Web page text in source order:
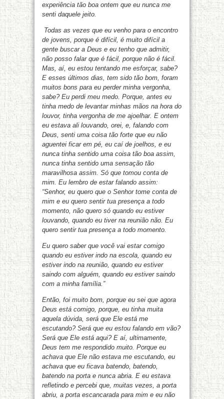
experiência tão boa ontem que eu nunca me
senti daquele jeito.
Todas as vezes que eu venho para o encontro
de jovens, porque é difícil, é muito difícil a
gente buscar a Deus e eu tenho que admitir,
não posso falar que é fácil, porque não é fácil.
Mas, aí, eu estou tentando me esforçar, sabe?
E esses últimos dias, tem sido tão bom, foram
muitos bons para eu perder minha vergonha,
sabe? Eu perdi meu medo. Porque, antes eu
tinha medo de levantar minhas mãos na hora do
louvor, tinha vergonha de me ajoelhar. E ontem
eu estava ali louvando, orei, e, falando com
Deus, senti uma coisa tão forte que eu não
aguentei ficar em pé, eu caí de joelhos, e eu
nunca tinha sentido uma coisa tão boa assim,
nunca tinha sentido uma sensação tão
maravilhosa assim. Só que tomou conta de
mim. Eu lembro de estar falando assim:
“Senhor, eu quero que o Senhor tome conta de
mim e eu quero sentir tua presença a todo
momento, não quero só quando eu estiver
louvando, quando eu tiver na reunião não. Eu
quero sentir tua presença a todo momento.
Eu quero saber que você vai estar comigo
quando eu estiver indo na escola, quando eu
estiver indo na reunião, quando eu estiver
saindo com alguém, quando eu estiver saindo
com a minha família.”
Então, foi muito bom, porque eu sei que agora
Deus está comigo, porque, eu tinha muita
aquela dúvida, será que Ele está me
escutando? Será que eu estou falando em vão?
Será que Ele está aqui? E aí, ultimamente,
Deus tem me respondido muito. Porque eu
achava que Ele não estava me escutando, eu
achava que eu ficava batendo, batendo,
batendo na porta e nunca abria. E eu estava
refletindo e percebi que, muitas vezes, a porta
abriu, a porta escancarada para mim e eu não